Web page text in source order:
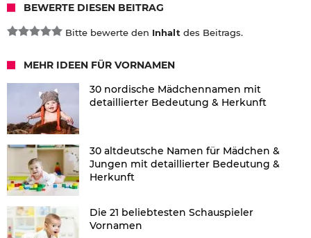
BEWERTE DIESEN BEITRAG
Bitte bewerte den Inhalt des Beitrags.
MEHR IDEEN FÜR VORNAMEN
30 nordische Mädchennamen mit
detaillierter Bedeutung & Herkunft
30 altdeutsche Namen für Mädchen &
Jungen mit detaillierter Bedeutung &
Herkunft
Die 21 beliebtesten Schauspieler
Vornamen